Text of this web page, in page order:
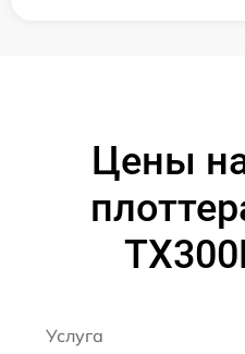
Цены
Услуга